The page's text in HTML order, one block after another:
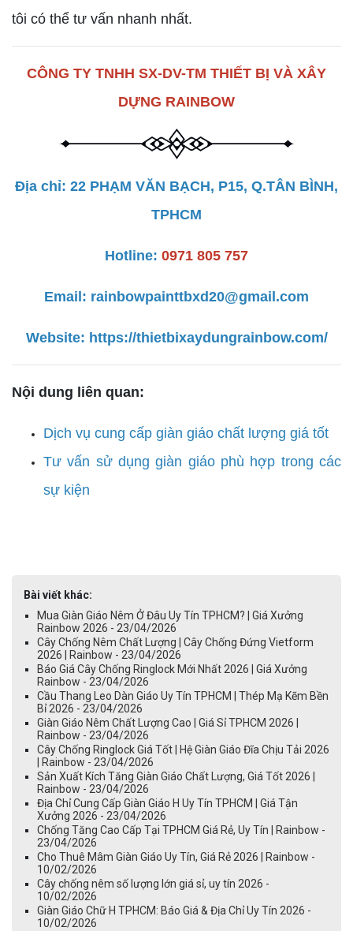
tôi có thể tư vấn nhanh nhất.
CÔNG TY TNHH SX-DV-TM THIẾT BỊ VÀ XÂY
DỰNG RAINBOW
Địa chỉ: 22 PHẠM VĂN BẠCH, P15, Q.TÂN BÌNH,
TPHCM
Hotline: 0971 805 757
Email: rainbowpainttbxd20@gmail.com
Website: https://thietbixaydungrainbow.com/
Nội dung liên quan:
Dịch vụ cung cấp giàn giáo chất lượng giá tốt
Tư vấn sử dụng giàn giáo phù hợp trong các
sự kiện
Bài viết khác:
Mua Giàn Giáo Nêm Ở Đâu Uy Tín TPHCM? | Giá Xưởng
Rainbow 2026 - 23/04/2026
Cây Chống Nêm Chất Lượng | Cây Chống Đứng Vietform
2026 | Rainbow - 23/04/2026
Báo Giá Cây Chống Ringlock Mới Nhất 2026 | Giá Xưởng
Rainbow - 23/04/2026
Cầu Thang Leo Dàn Giáo Uy Tín TPHCM | Thép Mạ Kẽm Bền
Bỉ 2026 - 23/04/2026
Giàn Giáo Nêm Chất Lượng Cao | Giá Sỉ TPHCM 2026 |
Rainbow - 23/04/2026
Cây Chống Ringlock Giá Tốt | Hệ Giàn Giáo Đĩa Chịu Tải 2026
| Rainbow - 23/04/2026
Sản Xuất Kích Tăng Giàn Giáo Chất Lượng, Giá Tốt 2026 |
Rainbow - 23/04/2026
Địa Chỉ Cung Cấp Giàn Giáo H Uy Tín TPHCM | Giá Tận
Xưởng 2026 - 23/04/2026
Chống Tăng Cao Cấp Tại TPHCM Giá Rẻ, Uy Tín | Rainbow -
23/04/2026
Cho Thuê Mâm Giàn Giáo Uy Tín, Giá Rẻ 2026 | Rainbow -
10/02/2026
Cây chống nêm số lượng lớn giá sỉ, uy tín 2026 -
10/02/2026
Giàn Giáo Chữ H TPHCM: Báo Giá & Địa Chỉ Uy Tín 2026 -
10/02/2026